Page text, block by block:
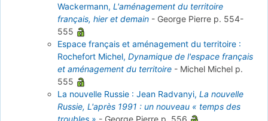
Wackermann, L'aménagement du territoire
français, hier et demain - George Pierre p. 554-
555
Espace français et aménagement du territoire :
Rochefort Michel, Dynamique de l'espace français
et aménagement du territoire - Michel Michel p.
555
La nouvelle Russie : Jean Radvanyi, La nouvelle
Russie, L'après 1991 : un nouveau « temps des
troubles » - George Pierre p. 556